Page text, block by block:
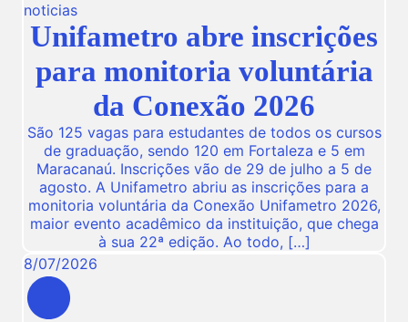
noticias
Unifametro abre inscrições
para monitoria voluntária
da Conexão 2026
São 125 vagas para estudantes de todos os cursos
de graduação, sendo 120 em Fortaleza e 5 em
Maracanaú. Inscrições vão de 29 de julho a 5 de
agosto. A Unifametro abriu as inscrições para a
monitoria voluntária da Conexão Unifametro 2026,
maior evento acadêmico da instituição, que chega
à sua 22ª edição. Ao todo, […]
8/07/2026